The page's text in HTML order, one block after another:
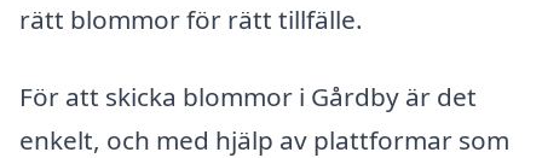
rätt blommor för rätt tillfälle.
För att skicka blommor i Gårdby är det
enkelt, och med hjälp av plattformar som